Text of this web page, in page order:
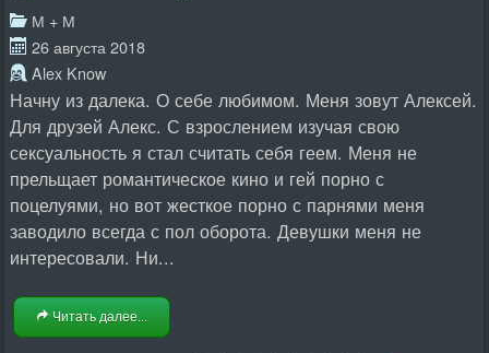
М + М
26 августа 2018
Alex Know
Начну из далека. О себе любимом. Меня зовут Алексей.
Для друзей Алекс. С взрослением изучая свою
сексуальность я стал считать себя геем. Меня не
прельщает романтическое кино и гей порно с
поцелуями, но вот жесткое порно с парнями меня
заводило всегда с пол оборота. Девушки меня не
интересовали. Ни...
Читать далее...